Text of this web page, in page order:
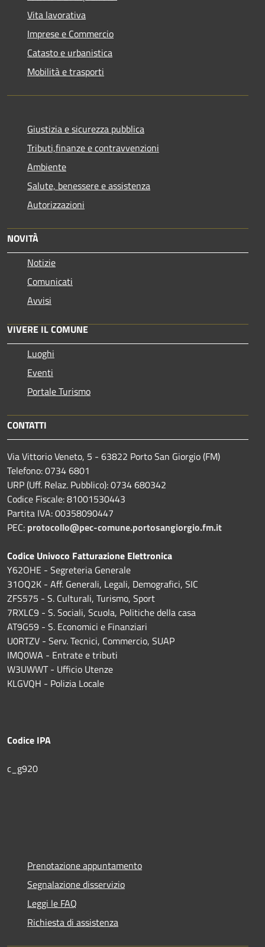
Vita lavorativa
Imprese e Commercio
Catasto e urbanistica
Mobilità e trasporti
Giustizia e sicurezza pubblica
Tributi,finanze e contravvenzioni
Ambiente
Salute, benessere e assistenza
Autorizzazioni
NOVITÀ
Notizie
Comunicati
Avvisi
VIVERE IL COMUNE
Luoghi
Eventi
Portale Turismo
CONTATTI
Via Vittorio Veneto, 5 - 63822 Porto San Giorgio (FM)
Telefono: 0734 6801
URP (Uff. Relaz. Pubblico): 0734 680342
Codice Fiscale: 81001530443
Partita IVA: 00358090447
PEC: protocollo@pec-comune.portosangiorgio.fm.it
Codice Univoco Fatturazione Elettronica
Y62OHE - Segreteria Generale
31OQ2K - Aff. Generali, Legali, Demografici, SIC
ZFS575 - S. Culturali, Turismo, Sport
7RXLC9 - S. Sociali, Scuola, Politiche della casa
AT9G59 - S. Economici e Finanziari
U0RTZV - Serv. Tecnici, Commercio, SUAP
IMQ0WA - Entrate e tributi
W3UWWT - Ufficio Utenze
KLGVQH - Polizia Locale
Codice IPA
c_g920
Prenotazione appuntamento
Segnalazione disservizio
Leggi le FAQ
Richiesta di assistenza